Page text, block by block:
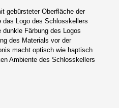
gebürsteter Oberfläche der
das Logo des Schlosskellers
Färbung des Logos
des Materials vor der
macht optisch wie haptisch
Ambiente des Schlosskellers